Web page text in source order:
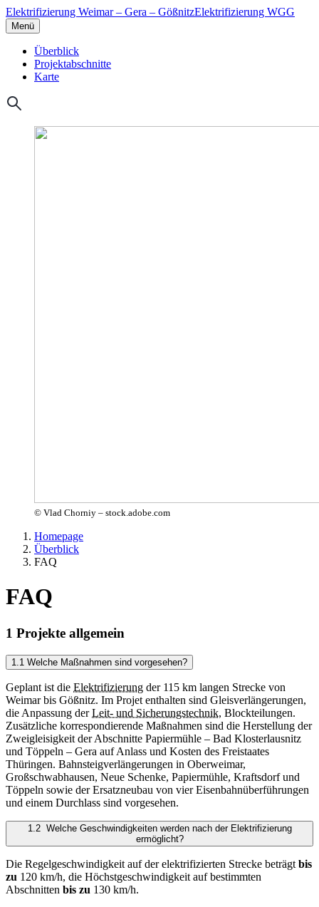
Elektrifizierung Weimar – Gera – GößnitzElektrifizierung WGG
Menü
Überblick
Projektabschnitte
Karte
© Vlad Chorniy – stock.adobe.com
Homepage
Überblick
FAQ
FAQ
1 Projekte allgemein
1.1 Welche Maßnahmen sind vorgesehen?
Geplant ist die Elektrifizierung der 115 km langen Strecke von
Weimar bis Gößnitz. Im Projet enthalten sind Gleisverlängerungen,
die Anpassung derLeit- und Sicherungstechnik, Blockteilungen.
Zusätzliche korrespondierende Maßnahmen sind die Herstellung der
Zweigleisigkeit der Abschnitte Papiermühle – Bad Klosterlausnitz
und Töppeln – Gera auf Anlass und Kosten des Freistaates
Thüringen. Bahnsteigverlängerungen in Oberweimar,
Großschwabhausen, Neue Schenke, Papiermühle, Kraftsdorf und
Töppeln sowie der Ersatzneubau von vier Eisenbahnüberführungen
und einem Durchlass sind vorgesehen.
1.2 Welche Geschwindigkeiten werden nach der Elektrifizierung
ermöglicht?
Die Regelgeschwindigkeit auf der elektrifizierten Strecke beträgt bis
zu 120 km/h, die Höchstgeschwindigkeit auf bestimmten
Abschnitten bis zu 130 km/h.